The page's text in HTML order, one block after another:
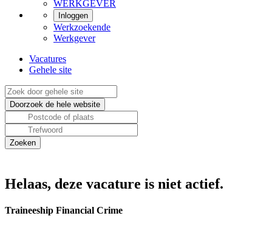
WERKGEVER
Inloggen
Werkzoekende
Werkgever
Vacatures
Gehele site
Helaas, deze vacature is niet actief.
Traineeship Financial Crime